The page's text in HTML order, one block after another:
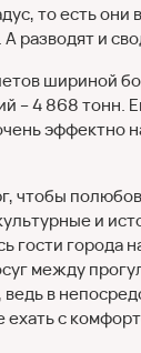
то есть
разводят и
шириной
– 4 868
эффектно
чтобы
и
гости города
между
в
с